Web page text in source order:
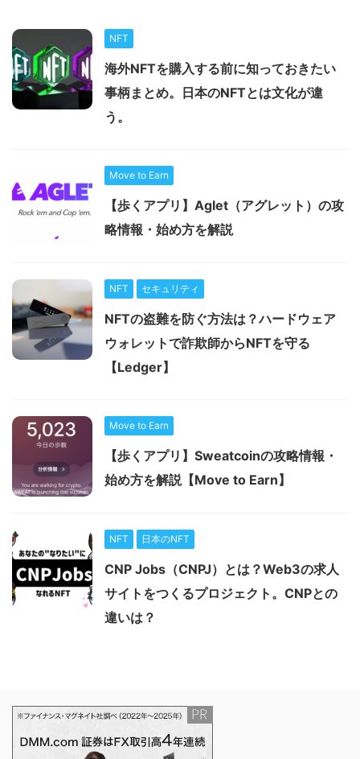
NFT
海外NFTを購入する前に知っておきたい
事柄まとめ。日本のNFTとは文化が違
う。
Move to Earn
【歩くアプリ】Aglet（アグレット）の攻
略情報・始め方を解説
NFT セキュリティ
NFTの盗難を防ぐ方法は？ハードウェア
ウォレットで詐欺師からNFTを守る
【Ledger】
Move to Earn
【歩くアプリ】Sweatcoinの攻略情報・
始め方を解説【Move to Earn】
NFT 日本のNFT
CNP Jobs（CNPJ）とは？Web3の求人
サイトをつくるプロジェクト。CNPとの
違いは？